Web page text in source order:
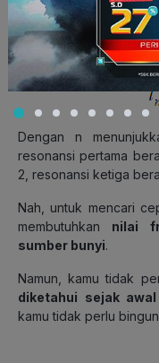
Maka dari itu,
resonansi ke-n
bisa kita cari dengan
Dengan n
resonansi pertama
2, resonansi ketiga
Nah, untuk mencari
membutuhkan nilai
sumber bunyi.
Namun, kamu tidak
diketahui sejak awal
kamu tidak perlu